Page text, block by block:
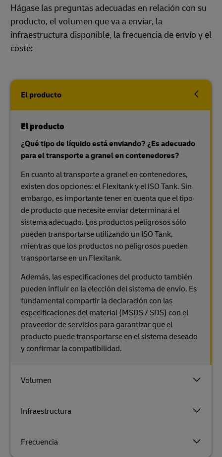
Hágase las preguntas adecuadas en relación con su
producto, el volumen que va a enviar, la
infraestructura disponible, la frecuencia de envío y el
coste:
El producto
Volumen
Infraestructura
Frecuencia
El producto
¿Qué tipo de líquido está enviando? ¿Es adecuado
para el transporte a granel en contenedores?
En cuanto al transporte a granel en contenedores,
existen dos opciones: el Flexitank y el ISO Tank. Sin
embargo, es importante tener en cuenta que el tipo
de producto que necesite enviar determinará el
sistema adecuado. Los productos peligrosos sólo
pueden transportarse utilizando un ISO Tank,
mientras que los productos no peligrosos pueden
transportarse en un Flexitank.
Además, las especificaciones del producto también
pueden influir en la elección del sistema de envío. Es
fundamental compartir la declaración con las
especificaciones del material (MSDS / SDS) con el
proveedor de servicios para garantizar que el
producto puede transportarse en el sistema deseado
y confirmar la compatibilidad.